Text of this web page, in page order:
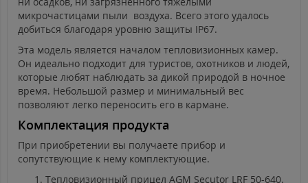
микрочастицами пыли воздуха. Всего этого удалось
добиться благодаря уровню защиты IP67.
Эта модель является началом тепловизионных камер.
Он идеально подходит для туристов, охотников и людей,
которые любят наблюдать за дикой природой в ночное
время. Небольшой размер и минимальный вес
позволяют легко переносить его в кармане.
Комплектация продукта
При приобретении вы получаете прибор и
сопутствующие к нему комплектующие.
Тепловизионный прицел AGM Secutor LRF 50-640.